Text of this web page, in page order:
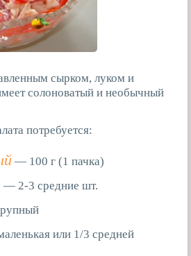
сырком, луком и
солоноватый и необычный
потребуется:
— 100 г (1 пачка)
— 2-3 средние шт.
или 1/3 средней